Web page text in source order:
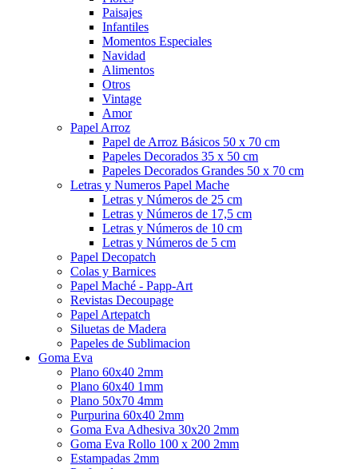
Paisajes
Infantiles
Momentos Especiales
Navidad
Alimentos
Otros
Vintage
Amor
Papel Arroz
Papel de Arroz Básicos 50 x 70 cm
Papeles Decorados 35 x 50 cm
Papeles Decorados Grandes 50 x 70 cm
Letras y Numeros Papel Mache
Letras y Números de 25 cm
Letras y Números de 17,5 cm
Letras y Números de 10 cm
Letras y Números de 5 cm
Papel Decopatch
Colas y Barnices
Papel Maché - Papp-Art
Revistas Decoupage
Papel Artepatch
Siluetas de Madera
Papeles de Sublimacion
Goma Eva
Plano 60x40 2mm
Plano 60x40 1mm
Plano 50x70 4mm
Purpurina 60x40 2mm
Goma Eva Adhesiva 30x20 2mm
Goma Eva Rollo 100 x 200 2mm
Estampadas 2mm